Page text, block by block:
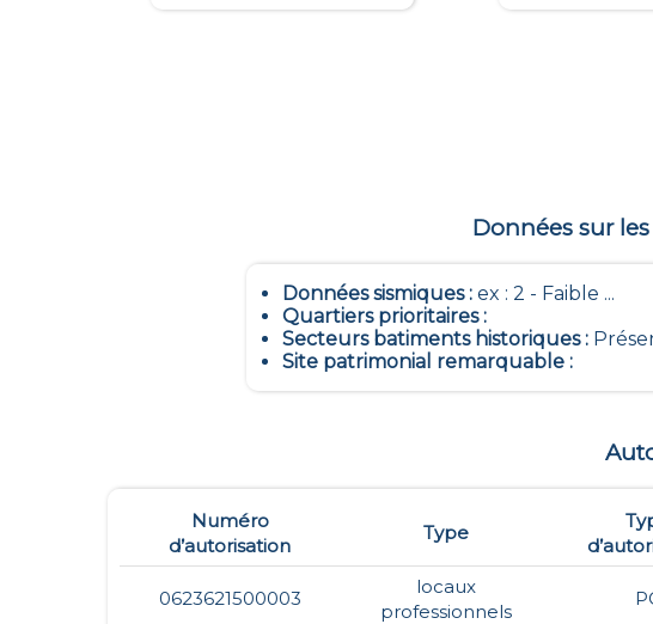
Données sur
Données sismiques:ex : 2 - Faible ...
Quartiers prioritaires:
Secteurs batiments historiques:
Site patrimonial remarquable :
Numéro
d’autorisation
Type
0623621500003
locaux
professionnels